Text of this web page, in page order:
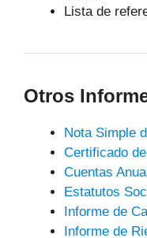
Lista de
Otros
Nota Simple
Certificado
Cuentas
Estatutos
Informe de
Informe de